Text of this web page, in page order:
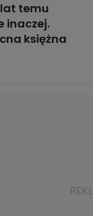
temu
inaczej.
księżna